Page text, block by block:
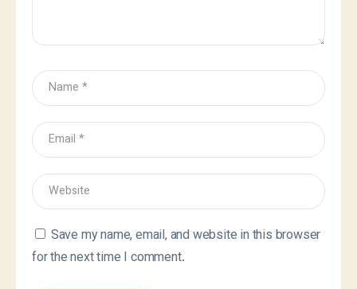
Save my name, email, and website in this browser
for the next time I comment.